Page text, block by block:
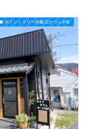
ポイントラリー対象店かつらぎ町